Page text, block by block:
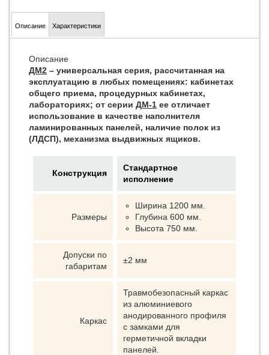
Описание Характеристики
Описание
ДМ2 – универсальная серия, рассчитанная на
эксплуатацию в любых помещениях: кабинетах
общего приема, процедурных кабинетах,
лабораториях; от серии ДМ-1 ее отличает
использование в качестве наполнителя
ламинированных панелей, наличие полок из
(ЛДСП), механизма выдвижных ящиков.
Конструкция
Стандартное
исполнение
Размеры
Ширина 1200 мм.
Глубина 600 мм.
Высота 750 мм.
Допуски по
габаритам
±2 мм
Каркас
Травмобезопасный каркас
из алюминиевого
анодированного профиля
с замками для
герметичной вкладки
панелей.